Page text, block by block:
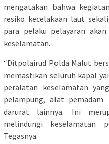
mengatakan bahwa
resiko kecelakaan laut
para pelaku pelayaran
keselamatan.
“Ditpolairud Polda Malut
memastikan seluruh kapal
peralatan keselamatan
pelampung, alat pemadam
darurat lainnya. Ini
melindungi keselamatan
Tegasnya.